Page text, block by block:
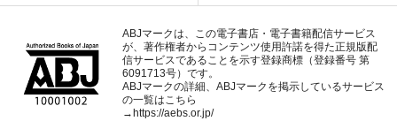
ABJマークは、この電子書店・電子書籍配信サービス
が、著作権者からコンテンツ使用許諾を得た正規版配
信サービスであることを示す登録商標（登録番号 第
6091713号）です。
ABJマークの詳細、ABJマークを掲示しているサービス
の一覧はこちら
→ https://aebs.or.jp/